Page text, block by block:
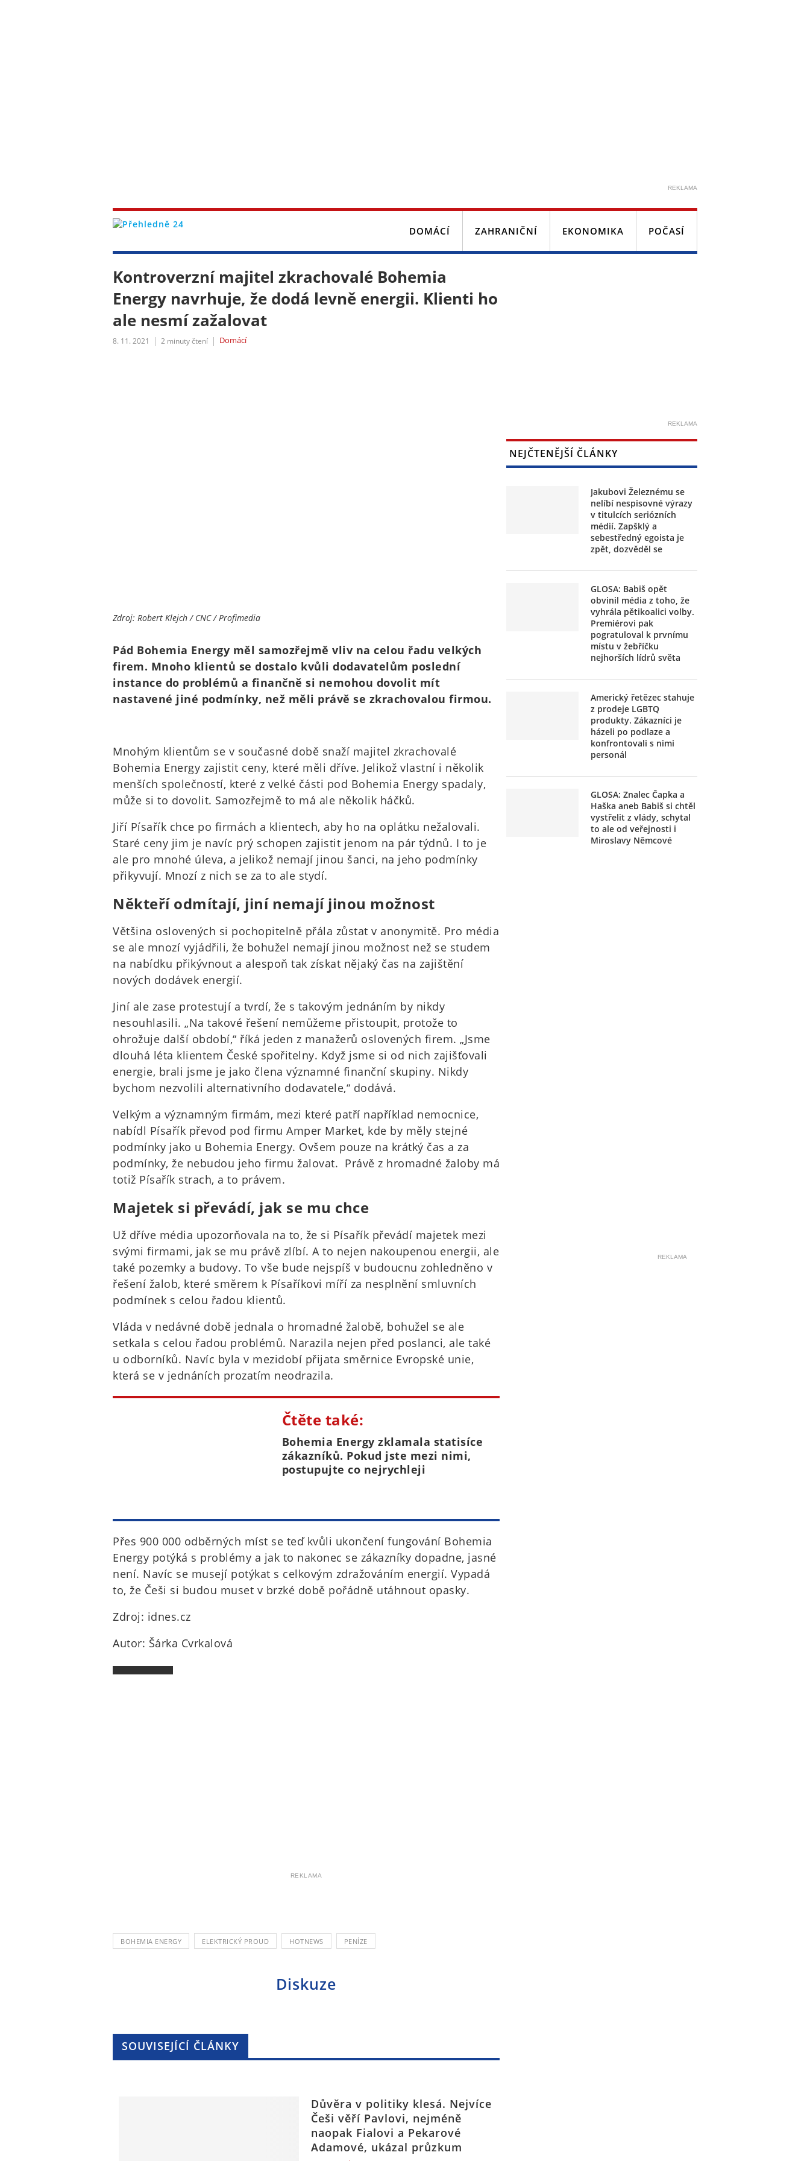
REKLAMA
DOMÁCÍ ZAHRANIČNÍ EKONOMIKA POČASÍ
Kontroverzní majitel zkrachovalé Bohemia
Energy navrhuje, že dodá levně energii. Klienti ho
ale nesmí zažalovat
8. 11. 2021 2 minuty čtení Domácí
Zdroj: Robert Klejch / CNC / Profimedia
Pád Bohemia Energy měl samozřejmě vliv na celou řadu velkých
firem. Mnoho klientů se dostalo kvůli dodavatelům poslední
instance do problémů a finančně si nemohou dovolit mít
nastavené jiné podmínky, než měli právě se zkrachovalou firmou.
Mnohým klientům se v současné době snaží majitel zkrachovalé
Bohemia Energy zajistit ceny, které měli dříve. Jelikož vlastní i několik
menších společností, které z velké části pod Bohemia Energy spadaly,
může si to dovolit. Samozřejmě to má ale několik háčků.
Jiří Písařík chce po firmách a klientech, aby ho na oplátku nežalovali.
Staré ceny jim je navíc prý schopen zajistit jenom na pár týdnů. I to je
ale pro mnohé úleva, a jelikož nemají jinou šanci, na jeho podmínky
přikyvují. Mnozí z nich se za to ale stydí.
Někteří odmítají, jiní nemají jinou možnost
Většina oslovených si pochopitelně přála zůstat v anonymitě. Pro média
se ale mnozí vyjádřili, že bohužel nemají jinou možnost než se studem
na nabídku přikývnout a alespoň tak získat nějaký čas na zajištění
nových dodávek energií.
Jiní ale zase protestují a tvrdí, že s takovým jednáním by nikdy
nesouhlasili. „Na takové řešení nemůžeme přistoupit, protože to
ohrožuje další období,“ říká jeden z manažerů oslovených firem. „Jsme
dlouhá léta klientem České spořitelny. Když jsme si od nich zajišťovali
energie, brali jsme je jako člena významné finanční skupiny. Nikdy
bychom nezvolili alternativního dodavatele,“ dodává.
Velkým a významným firmám, mezi které patří například nemocnice,
nabídl Písařík převod pod firmu Amper Market, kde by měly stejné
podmínky jako u Bohemia Energy. Ovšem pouze na krátký čas a za
podmínky, že nebudou jeho firmu žalovat. Právě z hromadné žaloby má
totiž Písařík strach, a to právem.
Majetek si převádí, jak se mu chce
Už dříve média upozorňovala na to, že si Písařík převádí majetek mezi
svými firmami, jak se mu právě zlíbí. A to nejen nakoupenou energii, ale
také pozemky a budovy. To vše bude nejspíš v budoucnu zohledněno v
řešení žalob, které směrem k Písaříkovi míří za nesplnění smluvních
podmínek s celou řadou klientů.
Vláda v nedávné době jednala o hromadné žalobě, bohužel se ale
setkala s celou řadou problémů. Narazila nejen před poslanci, ale také
u odborníků. Navíc byla v mezidobí přijata směrnice Evropské unie,
která se v jednáních prozatím neodrazila.
Čtěte také:
Bohemia Energy zklamala statisíce
zákazníků. Pokud jste mezi nimi,
postupujte co nejrychleji
Přes 900 000 odběrných míst se teď kvůli ukončení fungování Bohemia
Energy potýká s problémy a jak to nakonec se zákazníky dopadne, jasné
není. Navíc se musejí potýkat s celkovým zdražováním energií. Vypadá
to, že Češi si budou muset v brzké době pořádně utáhnout opasky.
Zdroj: idnes.cz
Autor: Šárka Cvrkalová
REKLAMA
BOHEMIA ENERGY ELEKTRICKÝ PROUD HOTNEWS PENÍZE
Diskuze
SOUVISEJÍCÍ ČLÁNKY
Důvěra v politiky klesá. Nejvíce
Češi věří Pavlovi, nejméně
naopak Fialovi a Pekarové
Adamové, ukázal průzkum
REKLAMA
NEJČTENĚJŠÍ ČLÁNKY
Jakubovi Železnému se
nelíbí nespisovné výrazy
v titulcích seriózních
médií. Zapšklý a
sebestředný egoista je
zpět, dozvěděl se
GLOSA: Babiš opět
obvinil média z toho, že
vyhrála pětikoalici volby.
Premiérovi pak
pogratuloval k prvnímu
místu v žebříčku
nejhorších lídrů světa
Americký řetězec stahuje
z prodeje LGBTQ
produkty. Zákazníci je
házeli po podlaze a
konfrontovali s nimi
personál
GLOSA: Znalec Čapka a
Haška aneb Babiš si chtěl
vystřelit z vlády, schytal
to ale od veřejnosti i
Miroslavy Němcové
REKLAMA